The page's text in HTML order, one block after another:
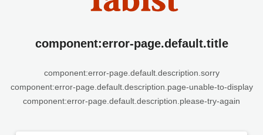
component:error-page.default.title
component:error-page.default.description.sorry
component:error-page.default.description.page-unable-to-display
component:error-page.default.description.please-try-again